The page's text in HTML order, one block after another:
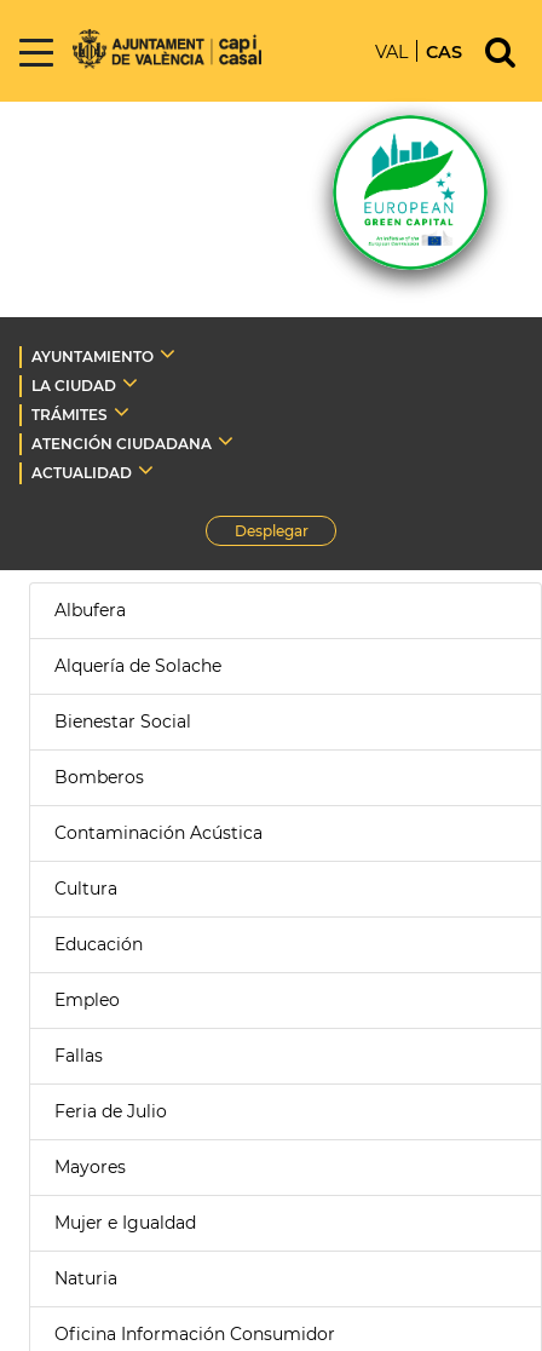
VAL CAS
AYUNTAMIENTO
LA CIUDAD
TRÁMITES
ATENCIÓN CIUDADANA
ACTUALIDAD
Desplegar
Albufera
Alquería de Solache
Bienestar Social
Bomberos
Contaminación Acústica
Cultura
Educación
Empleo
Fallas
Feria de Julio
Mayores
Mujer e Igualdad
Naturia
Oficina Información Consumidor